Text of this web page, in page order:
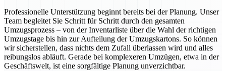
Professionelle Unterstützung beginnt bereits bei der Planung. Unser
Team begleitet Sie Schritt für Schritt durch den gesamten
Umzugsprozess – von der Inventarliste über die Wahl der richtigen
Umzugstage bis hin zur Aufteilung der Umzugskartons. So können
wir sicherstellen, dass nichts dem Zufall überlassen wird und alles
reibungslos abläuft. Gerade bei komplexeren Umzügen, etwa in der
Geschäftswelt, ist eine sorgfältige Planung unverzichtbar.